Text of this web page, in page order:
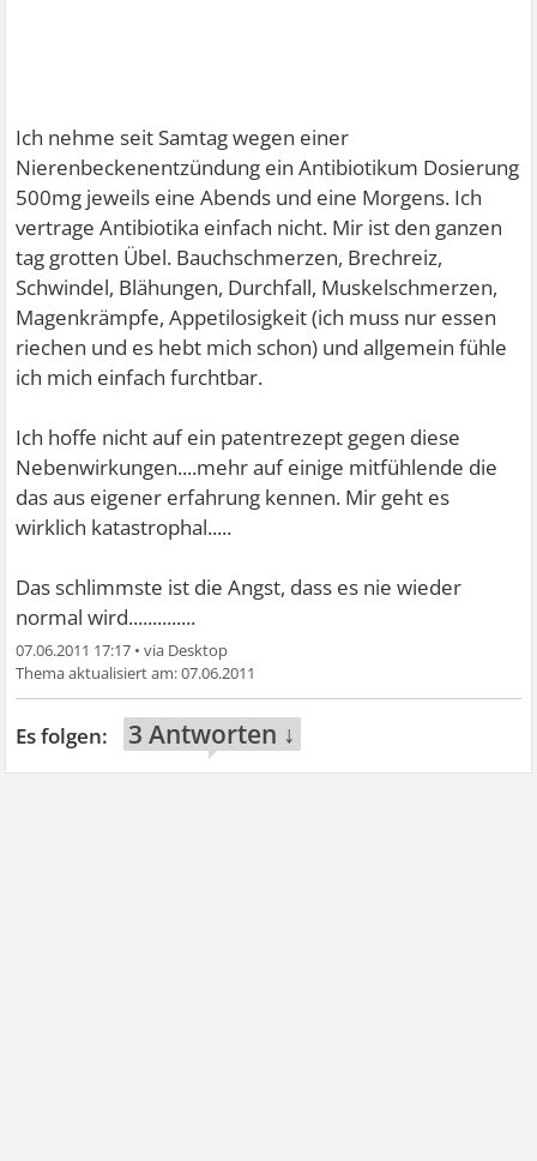
Ich nehme seit Samtag wegen einer
Nierenbeckenentzündung ein Antibiotikum Dosierung
500mg jeweils eine Abends und eine Morgens. Ich
vertrage Antibiotika einfach nicht. Mir ist den ganzen
tag grotten Übel. Bauchschmerzen, Brechreiz,
Schwindel, Blähungen, Durchfall, Muskelschmerzen,
Magenkrämpfe, Appetilosigkeit (ich muss nur essen
riechen und es hebt mich schon) und allgemein fühle
ich mich einfach furchtbar.
Ich hoffe nicht auf ein patentrezept gegen diese
Nebenwirkungen....mehr auf einige mitfühlende die
das aus eigener erfahrung kennen. Mir geht es
wirklich katastrophal.....
Das schlimmste ist die Angst, dass es nie wieder
normal wird..............
07.06.2011 17:17 •
07.06.2011
3 Antworten ↓